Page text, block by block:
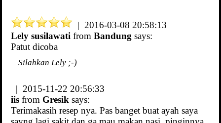
| 2016-03-08 20:58:13
Lely susilawati from Bandung says:
Patut dicoba
Silahkan Lely ;-)
| 2015-11-22 20:56:33
iis from Gresik says:
Terimakasih resep nya. Pas banget buat ayah saya